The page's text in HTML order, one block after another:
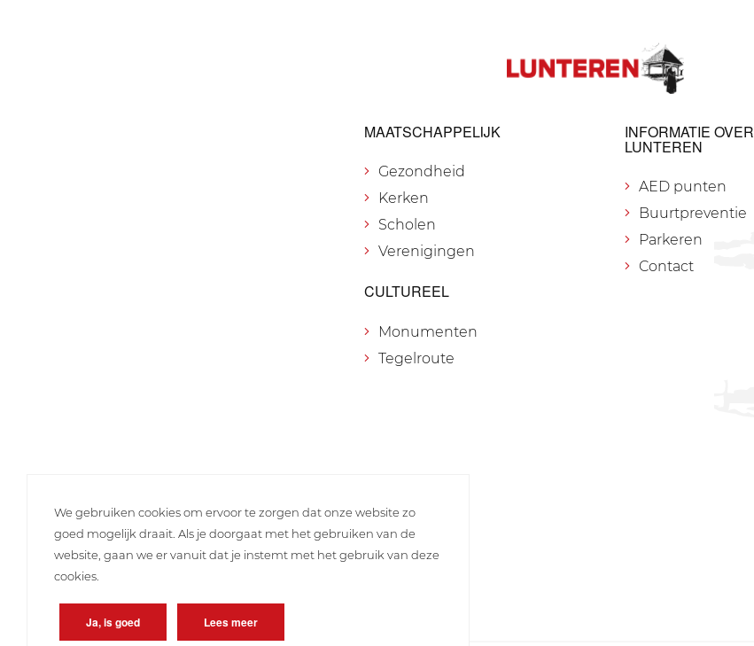
MAATSCHAPPELIJK
Gezondheid
Kerken
Scholen
Verenigingen
CULTUREEL
Monumenten
Tegelroute
INFORMATIE OVER
LUNTEREN
AED punten
Buurtpreventie
Parkeren
Contact
We gebruiken cookies om ervoor te zorgen dat onze website zo
goed mogelijk draait. Als je doorgaat met het gebruiken van de
website, gaan we er vanuit dat je instemt met het gebruik van deze
cookies.
Ja, is goed Lees meer